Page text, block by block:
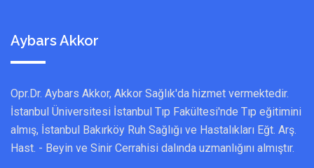
Aybars Akkor
Opr.Dr. Aybars Akkor, Akkor Sağlık'da hizmet vermektedir.
İstanbul Üniversitesi İstanbul Tıp Fakültesi'nde Tıp eğitimini
almış, İstanbul Bakırköy Ruh Sağlığı ve Hastalıkları Eğt. Arş.
Hast. - Beyin ve Sinir Cerrahisi dalında uzmanlığını almıştır.